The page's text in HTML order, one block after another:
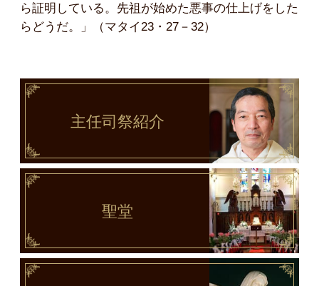
ら証明している。先祖が始めた悪事の仕上げをした
らどうだ。」（マタイ23・27－32）
主任司祭紹介
聖堂